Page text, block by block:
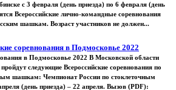
с 3 февраля (день приезда) по 6 февраля (день
Всероссийские лично-командные соревнования
шашкам. Возраст участников не должен...
соревнования в Подмосковье 2022
в Подмосковье 2022 В Московской области
следующие Всероссийские соревнования по
шашкам: Чемпионат России по стоклеточным
(день приезда) – 22 апреля. Вызов (PDF):